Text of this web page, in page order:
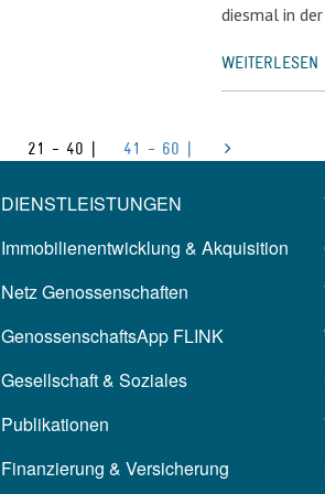
diesmal in
WEITERLESEN
21 - 40 | 41 - 60 |
DIENSTLEISTUNGEN
Immobilienentwicklung & Akquisition
Netz Genossenschaften
GenossenschaftsApp FLINK
Gesellschaft & Soziales
Publikationen
Finanzierung & Versicherung